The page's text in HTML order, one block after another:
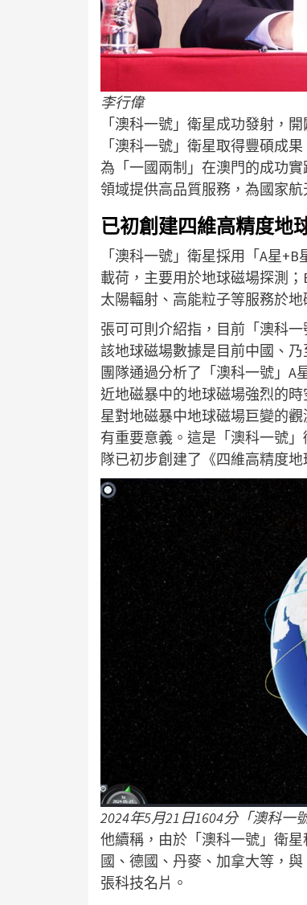
李行偉
「澳科一號」衛星成功發射，
「澳科一號」衛星取得豐碩成
為「一國兩制」在澳門的成功
領域提供高品質服務，為國家航
已初創建四維高精度地
「澳科一號」衛星採用「A星
載荷，主要用於地球磁場探測
太陽輻射、高能粒子等服務於
張可可則介紹指，目前「澳科
該地球磁場數據是目前中國、
團隊通過分析了「澳科一號」A
近地磁暴中的地球磁場強烈的
星對地磁暴中地球磁場巨變的
有重要意義。這是「澳科一號
隊已初步創建了《四維高精度地
2024年5月21日1604分「澳科一
他續稱，由於「澳科一號」衛
國、德國、丹麥、加拿大等，
張科技名片。